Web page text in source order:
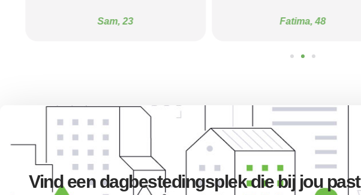
Sam, 23 Fatima, 48
Vind een dagbestedingsplek die bij jou past